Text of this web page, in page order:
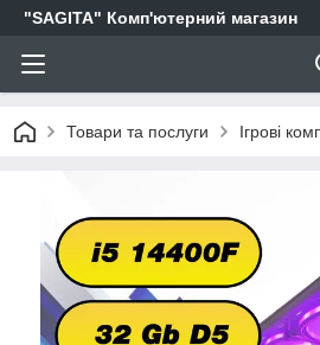
"SAGITA" Комп'ютерний магазин
Товари та послуги Ігрові